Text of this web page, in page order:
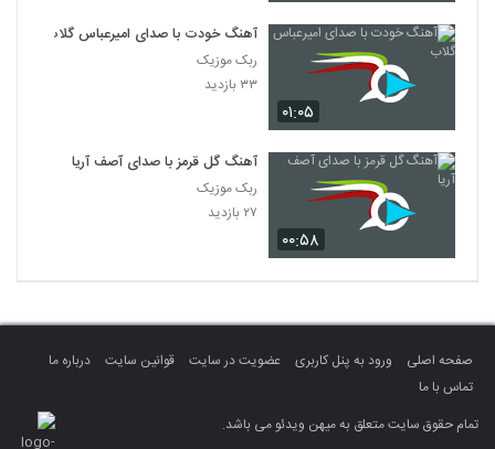
۰۱:۰۵
آهنگ خودت با صدای امیرعباس گلاب
ربک موزیک
۳۳ بازدید
۰۰:۵۸
آهنگ گل قرمز با صدای آصف آریا
ربک موزیک
۲۷ بازدید
صفحه اصلی ورود به پنل کاربری عضویت در سایت قوانین سایت
درباره ما
تماس با ما
تمام حقوق سایت متعلق به میهن ویدئو می باشد.